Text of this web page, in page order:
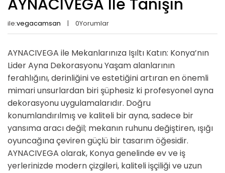
AYNACIVEGA Ile Tanışın
ile:vegacamsan 0Yorumlar
AYNACIVEGA ile Mekanlarınıza Işıltı Katın: Konya’nın
Lider Ayna Dekorasyonu Yaşam alanlarının
ferahlığını, derinliğini ve estetiğini artıran en önemli
mimari unsurlardan biri şüphesiz ki profesyonel ayna
dekorasyonu uygulamalarıdır. Doğru
konumlandırılmış ve kaliteli bir ayna, sadece bir
yansıma aracı değil; mekanın ruhunu değiştiren, ışığı
oyuncağına çeviren güçlü bir tasarım öğesidir.
AYNACIVEGA olarak, Konya genelinde ev ve iş
yerlerinizde modern çizgileri, kaliteli işçiliği ve uzun